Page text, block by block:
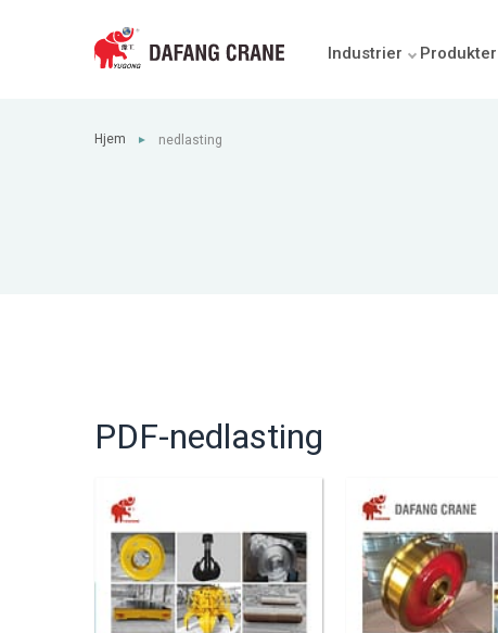
Industrier Produkter
Hjem ► nedlasting
PDF-nedlasting